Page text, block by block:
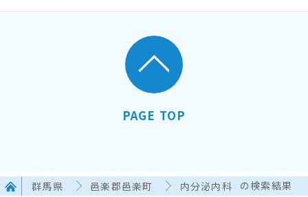
PAGE TOP
群馬県 邑楽郡邑楽町 内分泌内科 の検索結果